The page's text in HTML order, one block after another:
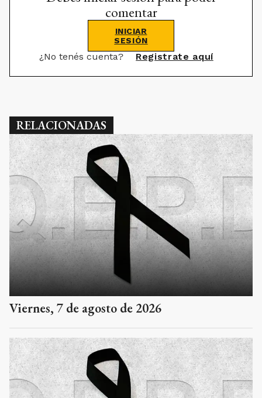
comentar
INICIAR
SESIÓN
¿No tenés cuenta? Registrate aquí
RELACIONADAS
Viernes, 7 de agosto de 2026